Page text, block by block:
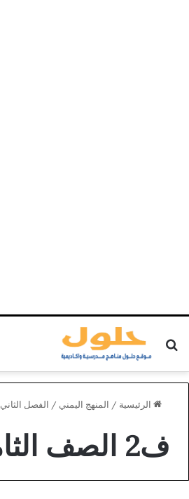
بحث عن
الرئيسية / المنهج اليمني / الفصل الثاني
ف2 الصف الثامن اليمن